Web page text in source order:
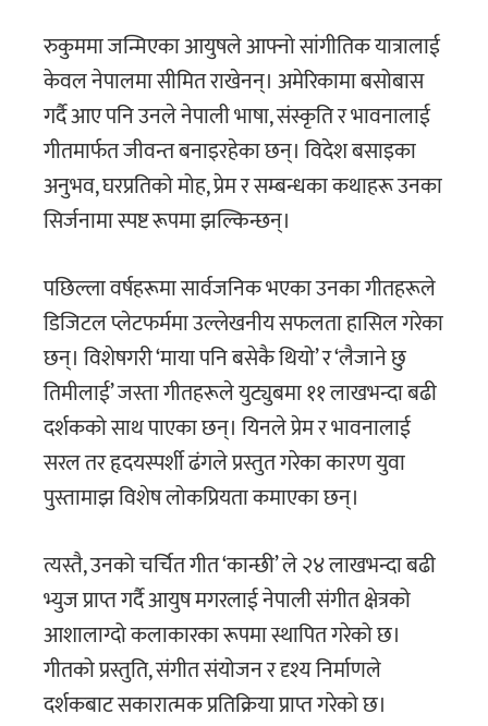
रुकुममा जन्मिएका आयुषले आफ्नो सांगीतिक यात्रालाई
केवल नेपालमा सीमित राखेनन्। अमेरिकामा बसोबास
गर्दै आए पनि उनले नेपाली भाषा, संस्कृति र भावनालाई
गीतमार्फत जीवन्त बनाइरहेका छन्। विदेश बसाइका
अनुभव, घरप्रतिको मोह, प्रेम र सम्बन्धका कथाहरू उनका
सिर्जनामा स्पष्ट रूपमा झल्किन्छन्।
पछिल्ला वर्षहरूमा सार्वजनिक भएका उनका गीतहरूले
डिजिटल प्लेटफर्ममा उल्लेखनीय सफलता हासिल गरेका
छन्। विशेषगरी ‘माया पनि बसेकै थियो’ र ‘लैजाने छु
तिमीलाई’ जस्ता गीतहरूले युट्युबमा ११ लाखभन्दा बढी
दर्शकको साथ पाएका छन्। यिनले प्रेम र भावनालाई
सरल तर हृदयस्पर्शी ढंगले प्रस्तुत गरेका कारण युवा
पुस्तामाझ विशेष लोकप्रियता कमाएका छन्।
त्यस्तै, उनको चर्चित गीत ‘कान्छी’ ले २४ लाखभन्दा बढी
भ्युज प्राप्त गर्दै आयुष मगरलाई नेपाली संगीत क्षेत्रको
आशालाग्दो कलाकारका रूपमा स्थापित गरेको छ।
गीतको प्रस्तुति, संगीत संयोजन र दृश्य निर्माणले
दर्शकबाट सकारात्मक प्रतिक्रिया प्राप्त गरेको छ।